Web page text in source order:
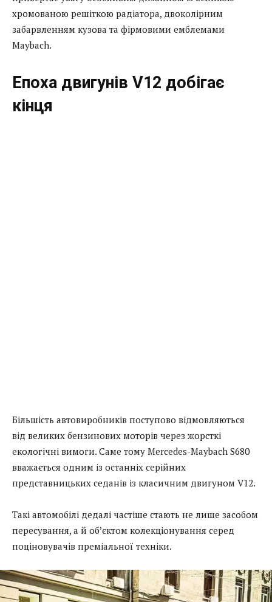
хромованою решіткою радіатора, двоколірним
забарвленням кузова та фірмовими емблемами
Maybach.
Епоха двигунів V12 добігає
кінця
Більшість автовиробників поступово відмовляються
від великих бензинових моторів через жорсткі
екологічні вимоги. Саме тому Mercedes-Maybach S680
вважається одним із останніх серійних
представницьких седанів із класичним двигуном V12.
Такі автомобілі дедалі частіше стають не лише засобом
пересування, а й об’єктом колекціонування серед
поціновувачів преміальної техніки.